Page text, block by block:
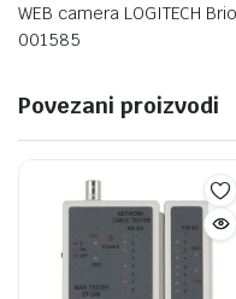
WEB camera LOGITECH
001585
Povezani proizvodi